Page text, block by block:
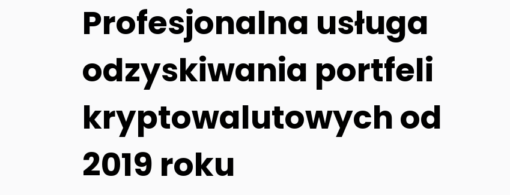
Profesjonalna usługa
odzyskiwania portfeli
kryptowalutowych od
2019 roku